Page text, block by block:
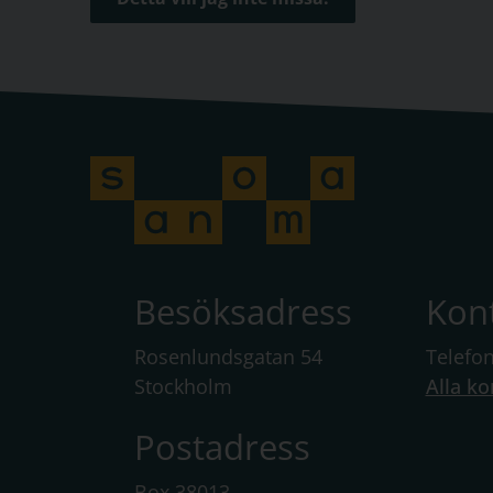
Besöksadress
Rosenlundsgatan 54
Stockholm
Postadress
Alla